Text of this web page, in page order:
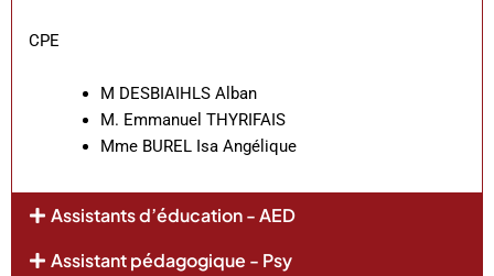
CPE
M DESBIAIHLS Alban
M. Emmanuel THYRIFAIS
Mme BUREL Isa Angélique
Assistants d’éducation - AED
Assistant pédagogique - Psy